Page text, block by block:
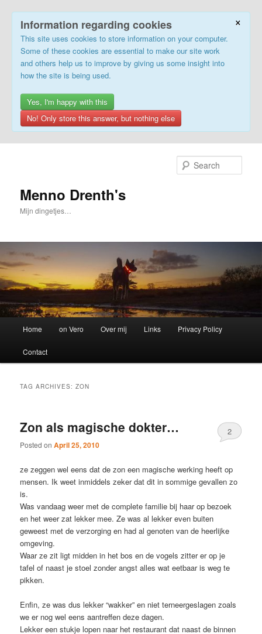
×
Information regarding cookies
This site uses cookies to store information on your computer.
Some of these cookies are essential to make our site work
and others help us to improve by giving us some insight into
how the site is being used.
Yes, I'm happy with this
No! Only store this answer, but nothing else
Menno Drenth's
Mijn dingetjes…
Home on Vero Over mij Links Privacy Policy
Contact
TAG ARCHIVES:ZON
Zon als magische dokter…
Posted onApril 25, 2010
2
ze zeggen wel eens dat de zon een magische werking heeft op
mensen. Ik weet inmiddels zeker dat dit in sommige gevallen zo
is.
Was vandaag weer met de complete familie bij haar op bezoek
en het weer zat lekker mee. Ze was al lekker even buiten
geweest met de verzorging en had al genoten van de heerlijke
omgeving.
Waar ze zit ligt midden in het bos en de vogels zitter er op je
tafel of naast je stoel zonder angst alles wat eetbaar is weg te
pikken.
Enfin, ze was dus lekker “wakker” en niet terneergeslagen zoals
we er nog wel eens aantreffen deze dagen.
Lekker een stukje lopen naar het restaurant dat naast de binnen